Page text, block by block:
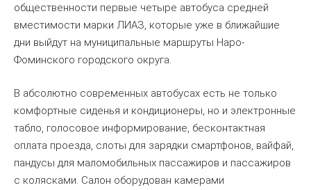
общественности первые четыре автобуса средней
вместимости марки ЛИАЗ, которые уже в ближайшие
дни выйдут на муниципальные маршруты Наро-
Фоминского городского округа.
В абсолютно современных автобусах есть не только
комфортные сиденья и кондиционеры, но и электронные
табло, голосовое информирование, бесконтактная
оплата проезда, слоты для зарядки смартфонов, вайфай,
пандусы для маломобильных пассажиров и пассажиров
с колясками. Салон оборудован камерами